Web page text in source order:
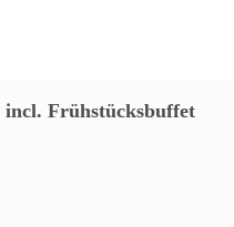
Frühstücksbuffet